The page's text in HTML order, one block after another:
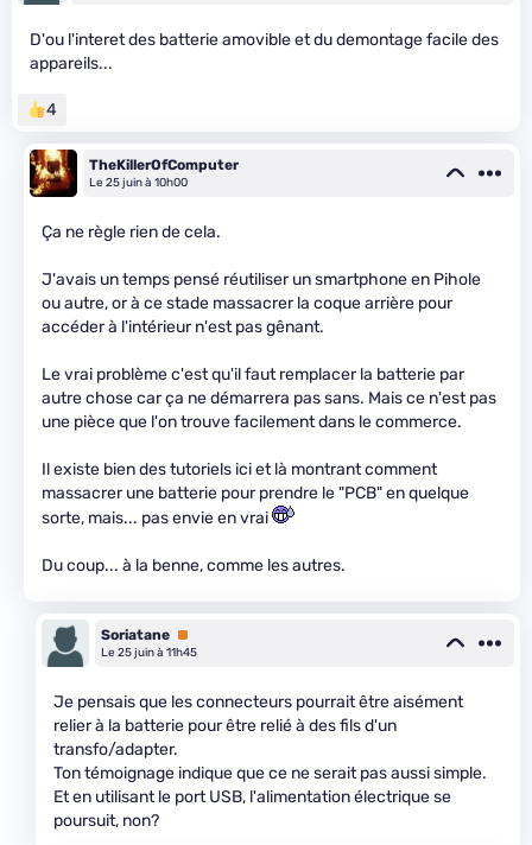
D'ou l'interet des batterie amovible et du demontage facile des
appareils...
4
TheKillerOfComputer
Le 25 juin à 10h00
Ça ne règle rien de cela.
J'avais un temps pensé réutiliser un smartphone en Pihole
ou autre, or à ce stade massacrer la coque arrière pour
accéder à l'intérieur n'est pas gênant.
Le vrai problème c'est qu'il faut remplacer la batterie par
autre chose car ça ne démarrera pas sans. Mais ce n'est pas
une pièce que l'on trouve facilement dans le commerce.
Il existe bien des tutoriels ici et là montrant comment
massacrer une batterie pour prendre le "PCB" en quelque
sorte, mais... pas envie en vrai
Du coup... à la benne, comme les autres.
Soriatane Premium
Le 25 juin à 11h45
Je pensais que les connecteurs pourrait être aisément
relier à la batterie pour être relié à des fils d'un
transfo/adapter.
Ton témoignage indique que ce ne serait pas aussi simple.
Et en utilisant le port USB, l'alimentation électrique se
poursuit, non?